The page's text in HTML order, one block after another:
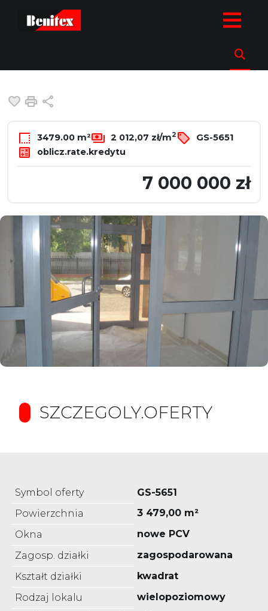
strona.glowna Oferty Warszawa
Dodaj do ulubionych
Drukuj
3479.00 m² 2 012,07 zł/m2
GS-5651
oblicz.rate.kredytu
7 000 000 zł
SZCZEGOLY.OFERTY
Symbol oferty
GS-5651
Powierzchnia
3 479,00 m²
Okna
nowe PCV
Zagosp. działki
zagospodarowana
Kształt działki
kwadrat
Rodzaj lokalu
wielopoziomowy